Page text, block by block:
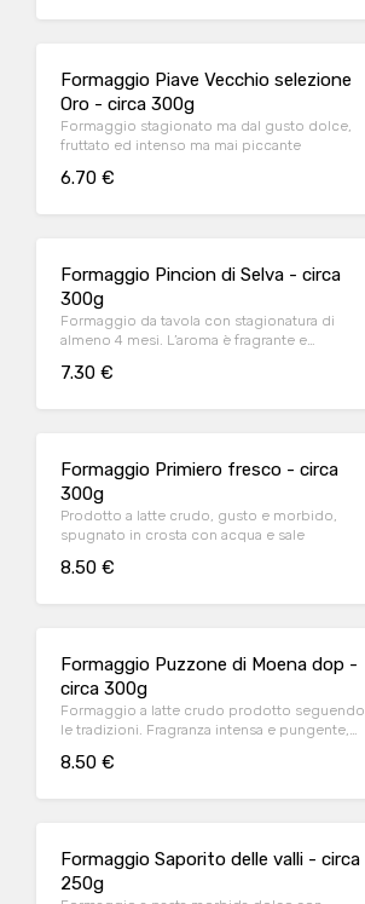
Formaggio Piave Vecchio selezione
Oro - circa 300g
Formaggio stagionato ma dal gusto dolce,
fruttato ed intenso ma mai piccante
6.70 €
Formaggio Pincion di Selva - circa
300g
Formaggio da tavola con stagionatura di
almeno 4 mesi. L’aroma è fragrante e
ed aromatico. Viene prodotto rielaborando
7.30 €
Formaggio Primiero fresco - circa
300g
Prodotto a latte crudo, gusto e morbido,
spugnato in crosta con acqua e sale
8.50 €
Formaggio Puzzone di Moena dop -
circa 300g
Formaggio a latte crudo prodotto seguendo
le tradizioni. Fragranza intensa e pungente,
sentori di pascolo, erba alpina e frutta matura
strudel salato
8.50 €
Formaggio Saporito delle valli - circa
250g